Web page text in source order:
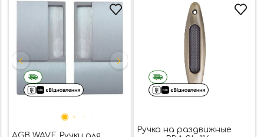
Ручка на раздвижные